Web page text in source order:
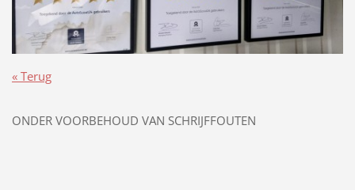
« Terug
ONDER VOORBEHOUD VAN SCHRIJFFOUTEN